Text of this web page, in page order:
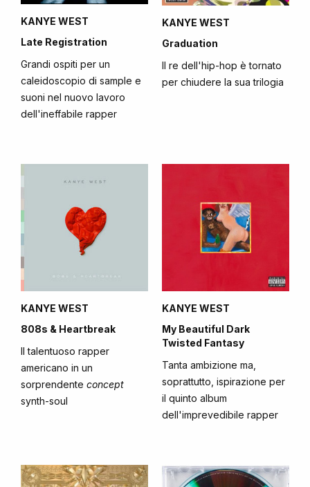
KANYE WEST
Late Registration
Grandi ospiti per un
caleidoscopio di sample e
suoni nel nuovo lavoro
dell'ineffabile rapper
KANYE WEST
Graduation
Il re dell'hip-hop è tornato
per chiudere la sua trilogia
KANYE WEST
808s & Heartbreak
Il talentuoso rapper
americano in un
sorprendente concept
synth-soul
KANYE WEST
My Beautiful Dark
Twisted Fantasy
Tanta ambizione ma,
soprattutto, ispirazione per
il quinto album
dell'imprevedibile rapper